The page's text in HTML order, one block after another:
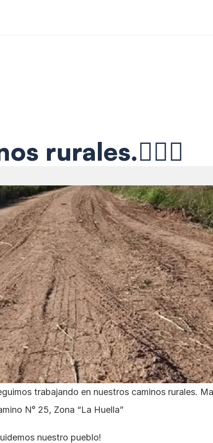
rurales.👷🏼‍♂
trabajando en nuestros caminos rurales.
N° 25, Zona “La Huella”
nuestro pueblo!